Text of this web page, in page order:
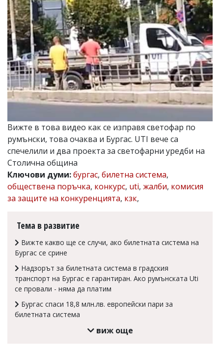
Управители:
Веселин
Василев,
email:
v.vasilev@flagman.bg
Катя
Касабова,
еmail:k.kassabova@flagman.bg
Главен
редактор:
Колев,
email:
office@flagman.bg
Коментарите
под
статиите
се
въвеждат
от
редакцията
носи
отговорност
тях!
откриете
Вижте в това видео как се изправя светофар по
румънски, това очаква и Бургас. UTI вече са
спечелили и два проекта за светофарни уредби на
Столична община
Ключови думи:бургас, билетна система,
обществена поръчка, конкурс, uti, жалби, комисия
за защите на конкуренцията, кзк,
Тема в развитие
Вижте какво ще се случи, ако билетната система на
Бургас се срине
Надзорът за билетната система в градския
транспорт на Бургас е гарантиран. Ако румънската Uti
се провали - няма да платим
Бургас спаси 18,8 млн.лв. европейски пари за
билетната система
виж още